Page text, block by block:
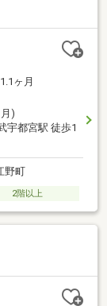
1.1ヶ月
)
宇都宮駅 徒歩1
野町
2階以上